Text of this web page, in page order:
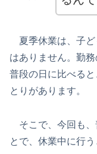
夏季休業は、子ど
はありません。勤
普段の日に比べる
とりがあります。
そこで、今回も、
とで、休業中に行